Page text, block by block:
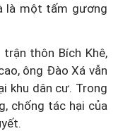
là một tấm gương
thôn Bích Khê,
ông Đào Xá vẫn
khu dân cư. Trong
chống tác hại của